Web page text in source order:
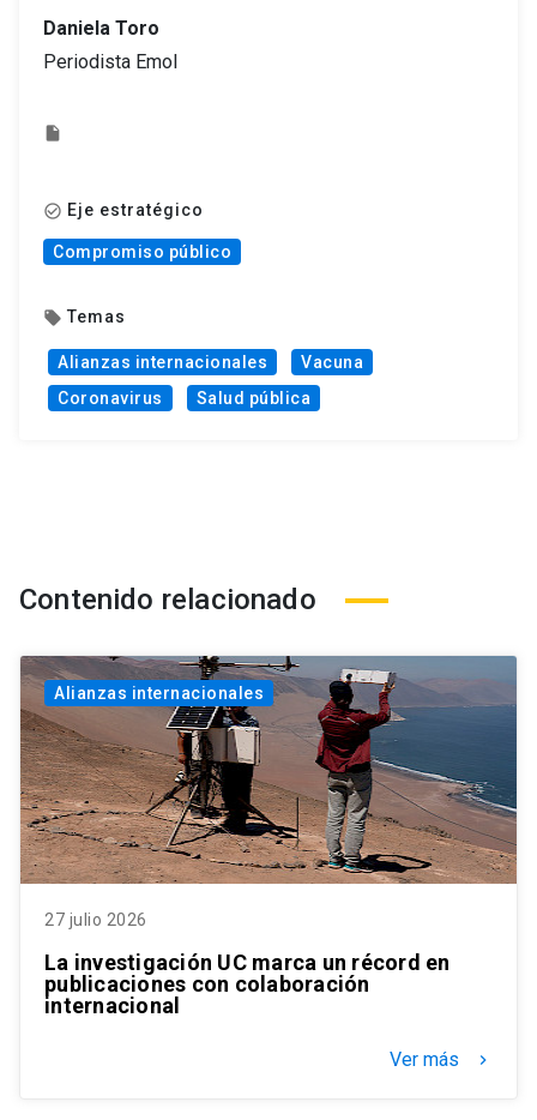
Daniela Toro
Periodista Emol
insert_drive_file
check_circle_outline Eje estratégico
Compromiso público
local_offer Temas
Alianzas internacionales
Vacuna
Coronavirus
Salud pública
Contenido relacionado
Alianzas internacionales
27 julio 2026
La investigación UC marca un récord en
publicaciones con colaboración
internacional
Ver más keyboard_arrow_right